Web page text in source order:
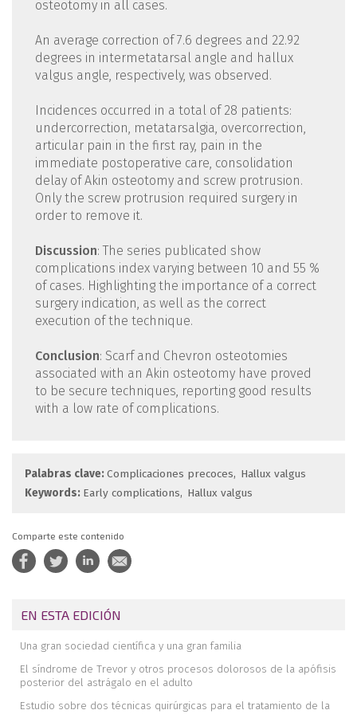
osteotomy in all cases.
An average correction of 7.6 degrees and 22.92
degrees in intermetatarsal angle and hallux
valgus angle, respectively, was observed.
Incidences occurred in a total of 28 patients:
undercorrection, metatarsalgia, overcorrection,
articular pain in the first ray, pain in the
immediate postoperative care, consolidation
delay of Akin osteotomy and screw protrusion.
Only the screw protrusion required surgery in
order to remove it.
Discussion: The series publicated show
complications index varying between 10 and 55 %
of cases. Highlighting the importance of a correct
surgery indication, as well as the correct
execution of the technique.
Conclusion: Scarf and Chevron osteotomies
associated with an Akin osteotomy have proved
to be secure techniques, reporting good results
with a low rate of complications.
Palabras clave:Complicaciones precoces
Hallux valgus
Keywords: Early complications Hallux valgus
Comparte este contenido
EN ESTA EDICIÓN
Una gran sociedad científica y una gran familia
El síndrome de Trevor y otros procesos dolorosos de la apófisis
posterior del astrágalo en el adulto
Estudio sobre dos técnicas quirúrgicas para el tratamiento de la